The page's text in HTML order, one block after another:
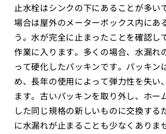
止水栓はシンクの下にあることが多い
場合は屋外のメーターボックス内にあ
う。水が完全に止まったことを確認し
作業に入ります。多くの場合、水漏れ
って硬化したパッキンです。パッキン
め、長年の使用によって弾力性を失い
ます。古いパッキンを取り外し、ホー
した同じ規格の新しいものに交換する
に水漏れが止まることも少なくありま